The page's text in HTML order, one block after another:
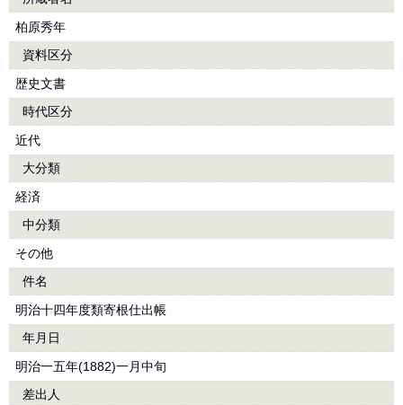
柏原秀年
資料区分
歴史文書
時代区分
近代
大分類
経済
中分類
その他
件名
明治十四年度類寄根仕出帳
年月日
明治一五年(1882)一月中旬
差出人